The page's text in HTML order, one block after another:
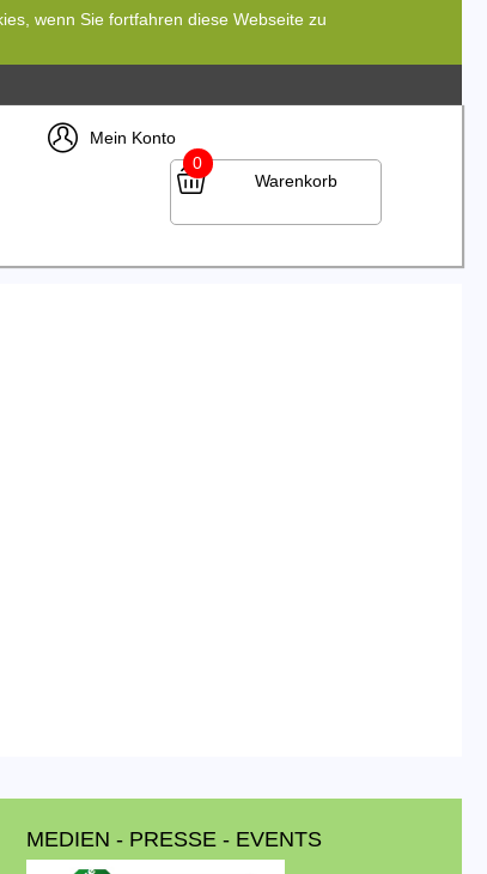
wenn Sie fortfahren diese Webseite zu
Mein Konto
0
Warenkorb
MEDIEN - PRESSE - EVENTS